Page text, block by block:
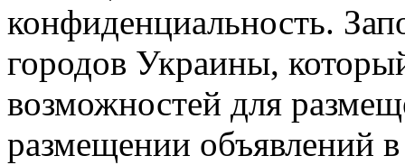
конфиденциальность.
городов Украины,
возможностей для
размещении объявлений